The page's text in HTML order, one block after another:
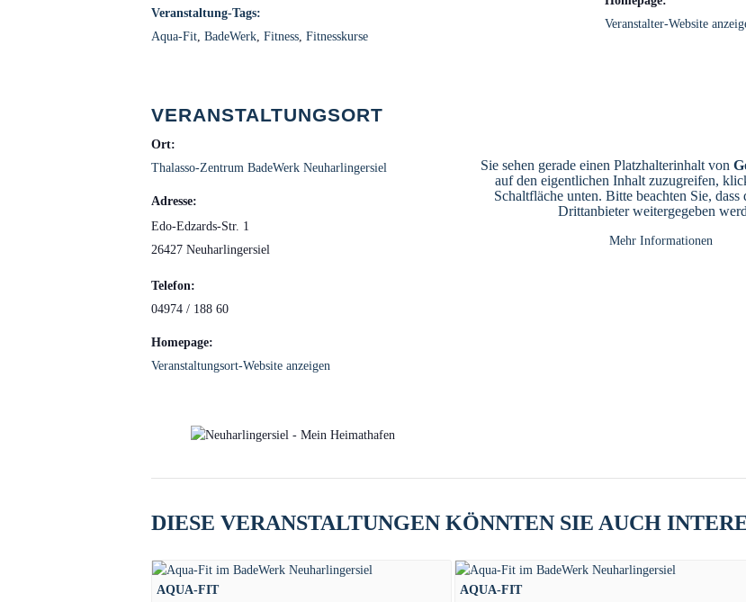
Veranstaltung-Tags:
Aqua-Fit, BadeWerk, Fitness, Fitnesskurse
Veranstalter-Website
VERANSTALTUNGSORT
Ort:
Thalasso-Zentrum BadeWerk Neuharlingersiel
Adresse:
Edo-Edzards-Str. 1
26427 Neuharlingersiel
Telefon:
04974 / 188 60
Homepage:
Veranstaltungsort-Website anzeigen
Sie sehen gerade einen Platzhalterinhalt von
auf den eigentlichen Inhalt zuzugreifen,
Schaltfläche unten. Bitte beachten Sie, dass
Drittanbieter weitergegeben
Mehr Informationen
DIESE VERANSTALTUNGEN KÖNNTEN SIE AUCH
AQUA-FIT AQUA-FIT